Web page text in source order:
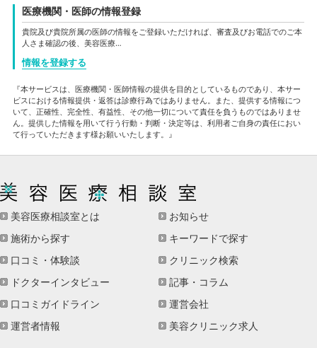
医療機関・医師の情報登録
貴院及び貴院所属の医師の情報をご登録いただければ、審査及びお電話でのご本
人さま確認の後、美容医療…
情報を登録する
『本サービスは、医療機関・医師情報の提供を目的としているものであり、本サー
ビスにおける情報提供・返答は診療行為ではありません。また、提供する情報につ
いて、正確性、完全性、有益性、その他一切について責任を負うものではありませ
ん。提供した情報を用いて行う行動・判断・決定等は、利用者ご自身の責任におい
て行っていただきます様お願いいたします。』
美容医療相談室とは
お知らせ
施術から探す
キーワードで探す
口コミ・体験談
クリニック検索
ドクターインタビュー
記事・コラム
口コミガイドライン
運営会社
運営者情報
美容クリニック求人